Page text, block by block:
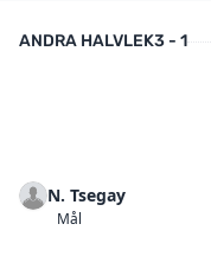
ANDRA HALVLEK3 - 1
N. Tsegay
Mål